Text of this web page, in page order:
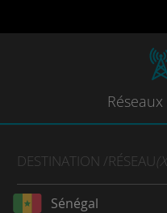
Réseaux
DESTINATION /RÉSEAU
Sénégal